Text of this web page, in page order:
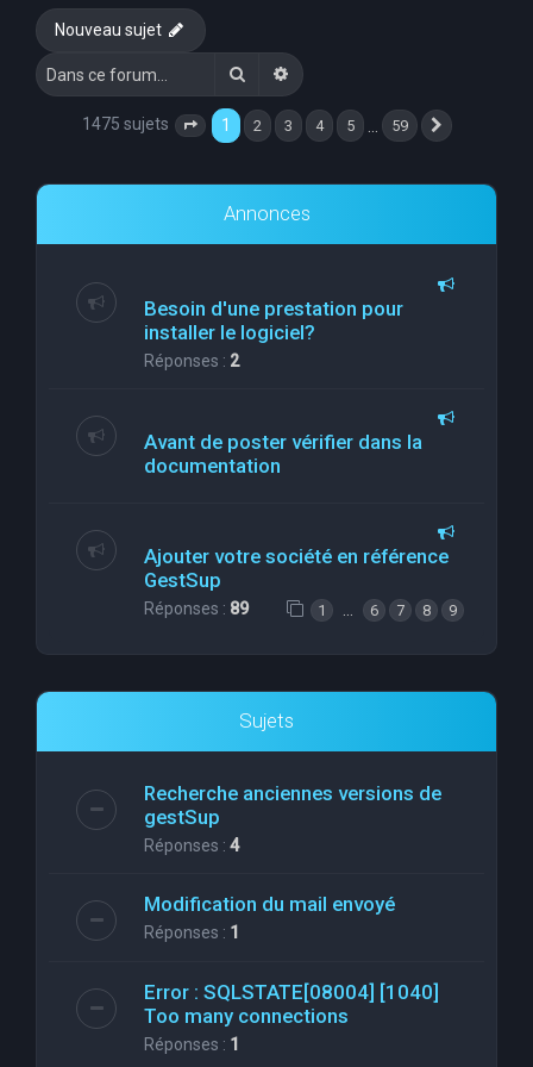
Nouveau sujet
RechercherRecherche avancée
1475 sujets Page 1 sur59
1 2 3 4 5 59
Annonces
Besoin d'une prestation pour
installer le logiciel?
Réponses : 2
Avant de poster vérifier dans la
documentation
Ajouter votre société en référence
GestSup
Réponses : 89 1 … 6 7 8 9
Sujets
Recherche anciennes versions de
gestSup
Réponses : 4
Modification du mail envoyé
Réponses : 1
Error : SQLSTATE[08004] [1040]
Too many connections
Réponses : 1